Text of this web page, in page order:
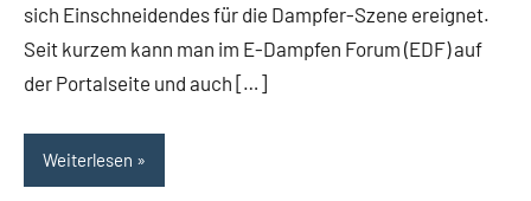
sich Einschneidendes für die Dampfer-Szene ereignet.
Seit kurzem kann man im E-Dampfen Forum (EDF) auf
der Portalseite und auch […]
Weiterlesen